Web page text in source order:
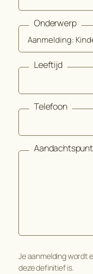
Onderwerp
Leeftijd
Telefoon
Je aanmelding wordt
deze definitief is.